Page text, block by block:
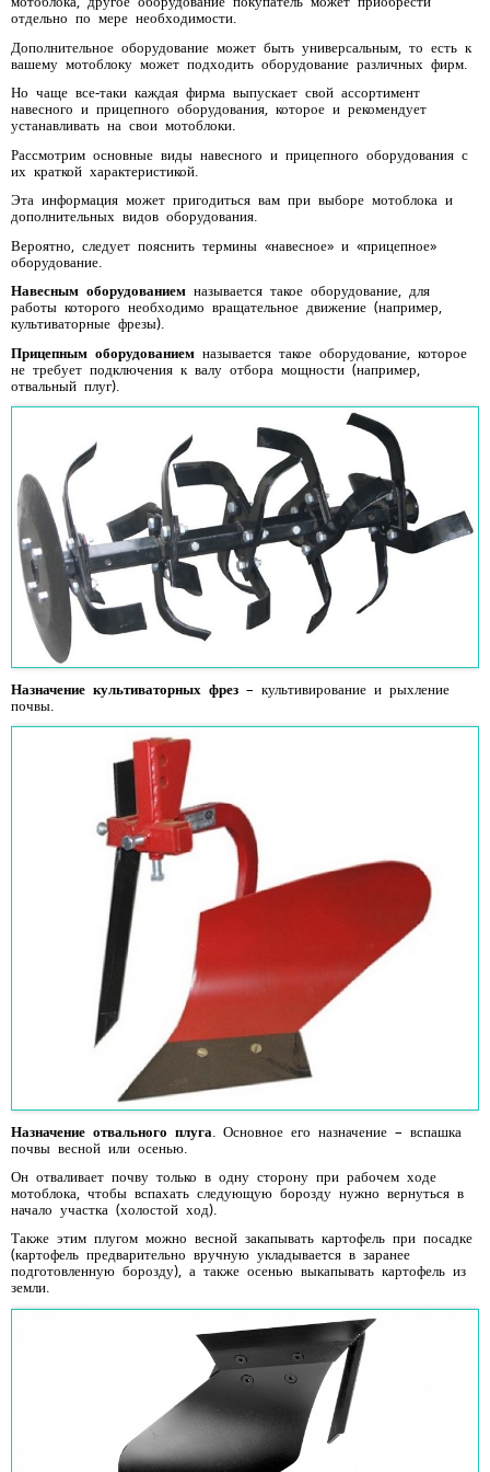
отдельно по мере необходимости.
Дополнительное оборудование может быть универсальным, то есть к
вашему мотоблоку может подходить оборудование различных фирм.
Но чаще все-таки каждая фирма выпускает свой ассортимент
навесного и прицепного оборудования, которое и рекомендует
устанавливать на свои мотоблоки.
Рассмотрим основные виды навесного и прицепного оборудования с
их краткой характеристикой.
Эта информация может пригодиться вам при выборе мотоблока и
дополнительных видов оборудования.
Вероятно, следует пояснить термины «навесное» и «прицепное»
оборудование.
Навесным оборудованием называется такое оборудование, для
работы которого необходимо вращательное движение (например,
культиваторные фрезы).
Прицепным оборудованием называется такое оборудование, которое
не требует подключения к валу отбора мощности (например,
отвальный плуг).
Назначение культиваторных фрез – культивирование и рыхление
почвы.
Назначение отвального плуга. Основное его назначение – вспашка
почвы весной или осенью.
Он отваливает почву только в одну сторону при рабочем ходе
мотоблока, чтобы вспахать следующую борозду нужно вернуться в
начало участка (холостой ход).
Также этим плугом можно весной закапывать картофель при посадке
(картофель предварительно вручную укладывается в заранее
подготовленную борозду), а также осенью выкапывать картофель из
земли.